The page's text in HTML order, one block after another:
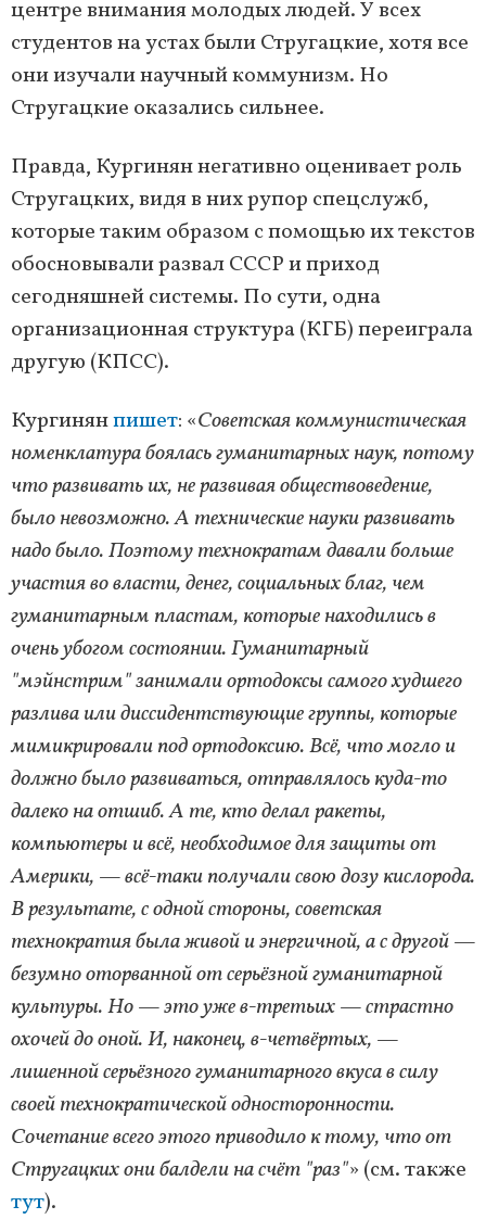
центре внимания молодых людей. У всех
студентов на устах были Стругацкие, хотя все
они изучали научный коммунизм. Но
Стругацкие оказались сильнее.
Правда, Кургинян негативно оценивает роль
Стругацких, видя в них рупор спецслужб,
которые таким образом с помощью их текстов
обосновывали развал СССР и приход
сегодняшней системы. По сути, одна
организационная структура (КГБ) переиграла
другую (КПСС).
Кургинянпишет: «Советская коммунистическая
номенклатура боялась гуманитарных наук, потому
что развивать их, не развивая обществоведение,
было невозможно. А технические науки развивать
надо было. Поэтому технократам давали больше
участия во власти, денег, социальных благ, чем
гуманитарным пластам, которые находились в
очень убогом состоянии. Гуманитарный
"мэйнстрим" занимали ортодоксы самого худшего
разлива или диссидентствующие группы, которые
мимикрировали под ортодоксию. Всё, что могло и
должно было развиваться, отправлялось куда-то
далеко на отшиб. А те, кто делал ракеты,
компьютеры и всё, необходимое для защиты от
Америки, — всё-таки получали свою дозу кислорода.
В результате, с одной стороны, советская
технократия была живой и энергичной, а с другой —
безумно оторванной от серьёзной гуманитарной
культуры. Но — это уже в-третьих — страстно
охочей до оной. И, наконец, в-четвёртых, —
лишенной серьёзного гуманитарного вкуса в силу
своей технократической односторонности.
Сочетание всего этого приводило к тому, что от
Стругацких они балдели на счёт "раз"» (см. также
тут).